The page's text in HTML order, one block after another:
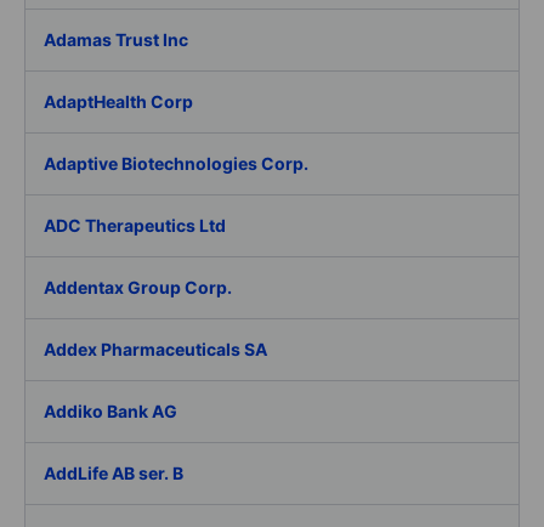
Adamas Trust Inc
AdaptHealth Corp
Adaptive Biotechnologies Corp.
ADC Therapeutics Ltd
Addentax Group Corp.
Addex Pharmaceuticals SA
Addiko Bank AG
AddLife AB ser. B